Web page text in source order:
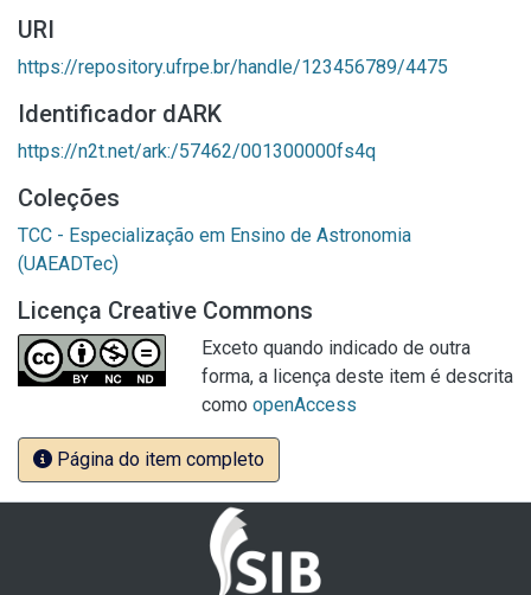
URI
https://repository.ufrpe.br/handle/123456789/4475
Identificador dARK
https://n2t.net/ark:/57462/001300000fs4q
Coleções
TCC - Especialização em Ensino de Astronomia
(UAEADTec)
Licença Creative Commons
Exceto quando indicado de outra
forma, a licença deste item é descrita
como openAccess
Página do item completo